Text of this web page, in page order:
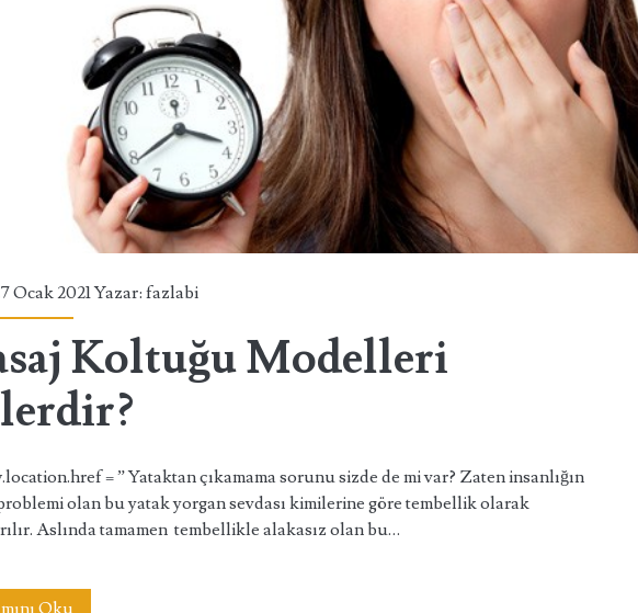
Ocak 2021 Yazar:fazlabi
Koltuğu Modelleri
= ” Yataktan çıkamama sorunu sizde de mi var? Zaten insanlığın
olan bu yatak yorgan sevdası kimilerine göre tembellik olarak
Aslında tamamen tembellikle alakasız olan bu…
OkuMasaj